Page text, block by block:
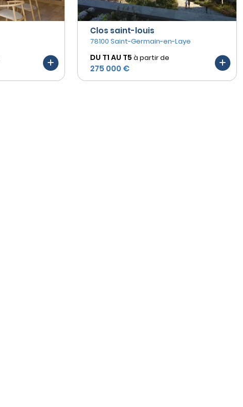
Clos saint-louis
78100 Saint-Germain-en-Laye
DU T1 AU T5 à partir de
275 000 €